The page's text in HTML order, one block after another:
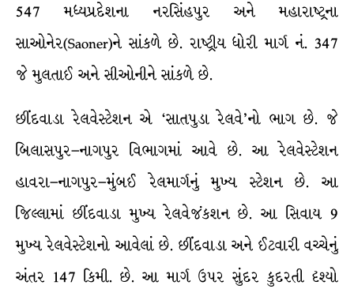
547 મધ્યપ્રદેશના નરસિંહપુર અને મહારાષ્ટ્રના
સાઓનેર(Saoner)ને સાંકળે છે. રાષ્ટ્રીય ધોરી માર્ગ નં. 347
જે મુલતાઈ અને સીઓનીને સાંકળે છે.
છીંદવાડા રેલવેસ્ટેશન એ ‘સાતપુડા રેલવે’નો ભાગ છે. જે
બિલાસપુર–નાગપુર વિભાગમાં આવે છે. આ રેલવેસ્ટેશન
હાવરા–નાગપુર–મુંબઈ રેલમાર્ગનું મુખ્ય સ્ટેશન છે. આ
જિલ્લામાં છીંદવાડા મુખ્ય રેલવેજંકશન છે. આ સિવાય 9
મુખ્ય રેલવેસ્ટેશનો આવેલાં છે. છીંદવાડા અને ઈટવારી વચ્ચેનું
અંતર 147 કિમી. છે. આ માર્ગ ઉપર સુંદર કુદરતી દૃશ્યો